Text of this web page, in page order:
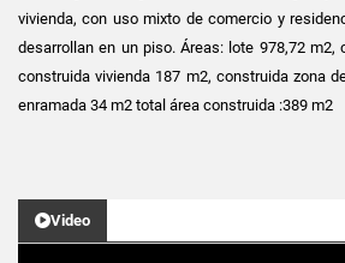
vivienda, con uso mixto de comercio y
desarrollan en un piso. Áreas: lote 978,72 m2,
construida vivienda 187 m2, construida zona
enramada 34 m2 total área construida :389 m2
Video